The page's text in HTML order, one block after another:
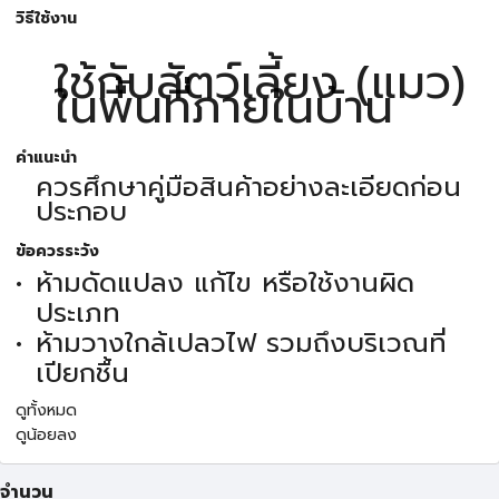
วิธีใช้งาน
ใช้กับสัตว์เลี้ยง (แมว)
ในพื้นที่ภายในบ้าน
คำแนะนำ
ควรศึกษาคู่มือสินค้าอย่างละเอียดก่อน
ประกอบ
ข้อควรระวัง
ห้ามดัดแปลง แก้ไข หรือใช้งานผิด
ประเภท
ห้ามวางใกล้เปลวไฟ รวมถึงบริเวณที่
เปียกชื้น
ดูทั้งหมด
ดูน้อยลง
จำนวน